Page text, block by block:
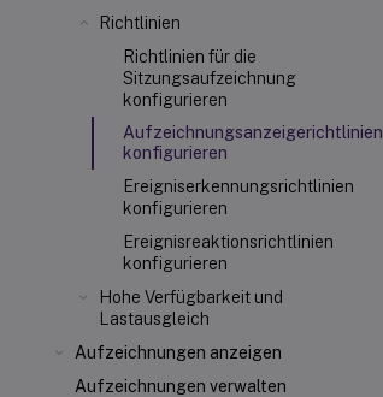
Richtlinien
Richtlinien für die
Sitzungsaufzeichnung
konfigurieren
Aufzeichnungsanzeigerichtlinien
konfigurieren
Ereigniserkennungsrichtlinien
konfigurieren
Ereignisreaktionsrichtlinien
konfigurieren
Hohe Verfügbarkeit und
Lastausgleich
Aufzeichnungen anzeigen
Aufzeichnungen verwalten